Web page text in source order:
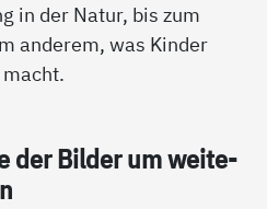
in der Natur, bis zum
anderem, was Kinder
der Bil­der um wei­te­